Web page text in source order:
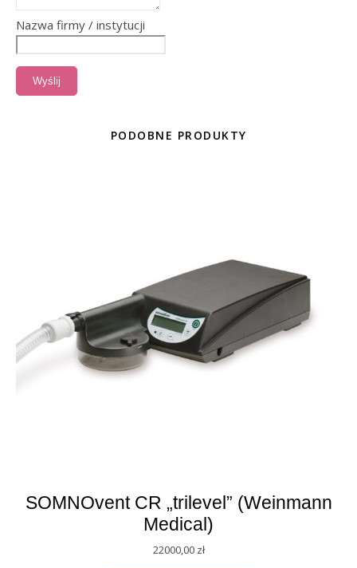
Nazwa firmy / instytucji
Wyślij
PODOBNE PRODUKTY
SOMNOvent CR „trilevel” (Weinmann
Medical)
22000,00 zł